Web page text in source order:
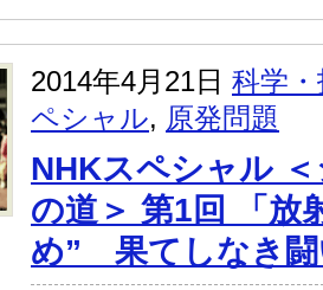
2014年4月21日 科学
ペシャル, 原発問題
NHKスペシャル
の道＞ 第1回 「放
め” 果てしなき闘